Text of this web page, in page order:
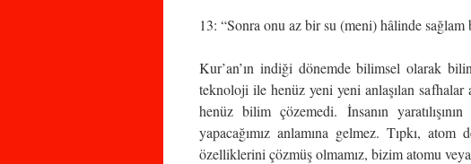
13: “Sonra onu az bir su (meni) hâlinde
Kur’an’ın indiği dönemde bilimsel olarak
teknoloji ile henüz yeni yeni anlaşılan safhalar
henüz bilim çözemedi. İnsanın
yapacağımız anlamına gelmez. Tıpkı,
özelliklerini çözmüş olmamız, bizim atomu